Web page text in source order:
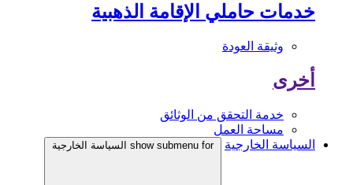
خدمات حاملي الإقامة الذهبية
وثيقة العودة
أخرى
خدمة التحقق من الوثائق
مساحة العمل
السياسة الخارجية
show submenu for السياسة الخارجية